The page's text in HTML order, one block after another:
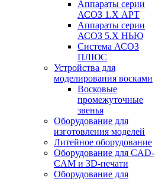
Аппараты серии
АСОЗ 1.Х АРТ
Аппараты серии
АСОЗ 5.Х НЬЮ
Система АСОЗ
ПЛЮС
Устройства для
моделирования восками
Восковые
промежуточные
звенья
Оборудование для
изготовления моделей
Литейное оборудование
Оборудование для CAD-
CAM и 3D-печати
Оборудование для